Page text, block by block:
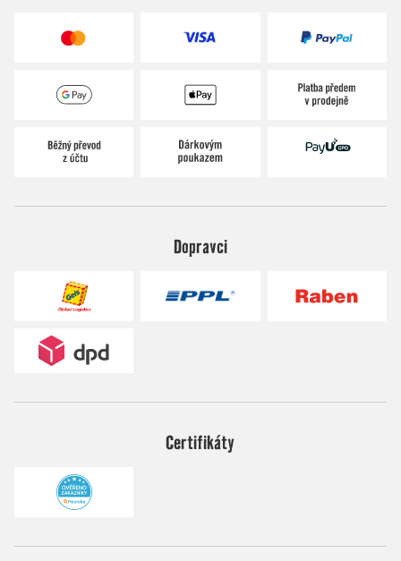
Dopravci
Certifikáty